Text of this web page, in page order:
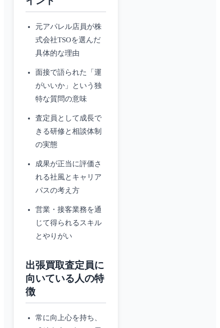
元アパレル店員が株
式会社TSOを選んだ
具体的な理由
面接で語られた「運
がいいか」という独
特な質問の意味
査定員として成長で
きる研修と相談体制
の実態
成果が正当に評価さ
れる社風とキャリア
パスの考え方
営業・接客業務を通
じて得られるスキル
とやりがい
出張買取査定員に
向いている人の特
徴
常に向上心を持ち、